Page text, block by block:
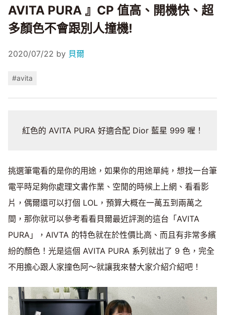
AVITA PURA 』CP 值高、開機快、超
多顏色不會跟別人撞機!
2020/07/22 by 貝爾
#avita
紅色的 AVITA PURA 好適合配 Dior 藍星 999 喔！
挑選筆電看的是你的用途，如果你的用途單純，想找一台筆
電平時足夠你處理文書作業、空閒的時候上上網、看看影
片，偶爾還可以打個 LOL，預算大概在一萬五到兩萬之
間，那你就可以參考看看貝爾最近評測的這台「AVITA
PURA」，AIVTA 的特色就在於性價比高、而且有非常多繽
紛的顏色！光是這個 AVITA PURA 系列就出了 9 色，完全
不用擔心跟人家撞色阿～就讓我來替大家介紹介紹吧！